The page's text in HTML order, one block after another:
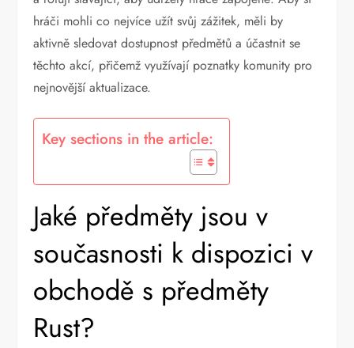
hráči mohli co nejvíce užít svůj zážitek, měli by
aktivně sledovat dostupnost předmětů a účastnit se
těchto akcí, přičemž využívají poznatky komunity pro
nejnovější aktualizace.
Key sections in the article:
Jaké předměty jsou v
současnosti k dispozici v
obchodě s předměty
Rust?